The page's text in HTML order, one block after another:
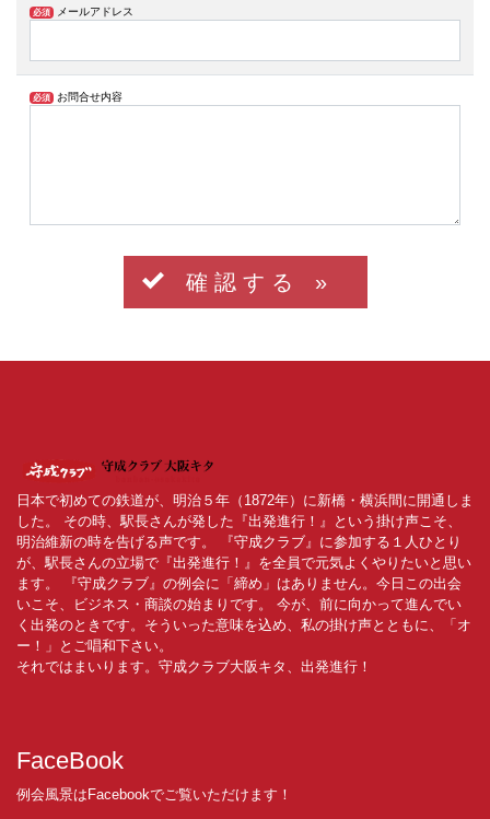
必須 メールアドレス
必須 お問合せ内容
確 認 す る »
日本で初めての鉄道が、明治５年（1872年）に新橋・横浜間に開通しま
した。 その時、駅長さんが発した『出発進行！』という掛け声こそ、
明治維新の時を告げる声です。 『守成クラブ』に参加する１人ひとり
が、駅長さんの立場で『出発進行！』を全員で元気よくやりたいと思い
ます。 『守成クラブ』の例会に「締め」はありません。今日この出会
いこそ、ビジネス・商談の始まりです。 今が、前に向かって進んでい
く出発のときです。そういった意味を込め、私の掛け声とともに、「オ
ー！」とご唱和下さい。
それではまいります。守成クラブ大阪キタ、出発進行！
FaceBook
例会風景はFacebookでご覧いただけます！